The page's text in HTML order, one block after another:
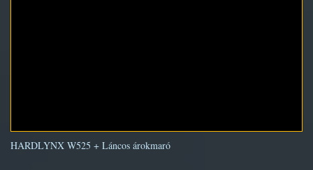
HARDLYNX W525 + Láncos árokmaró